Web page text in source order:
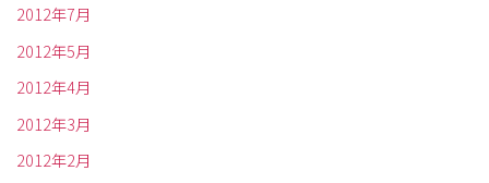
2012年7月
2012年5月
2012年4月
2012年3月
2012年2月